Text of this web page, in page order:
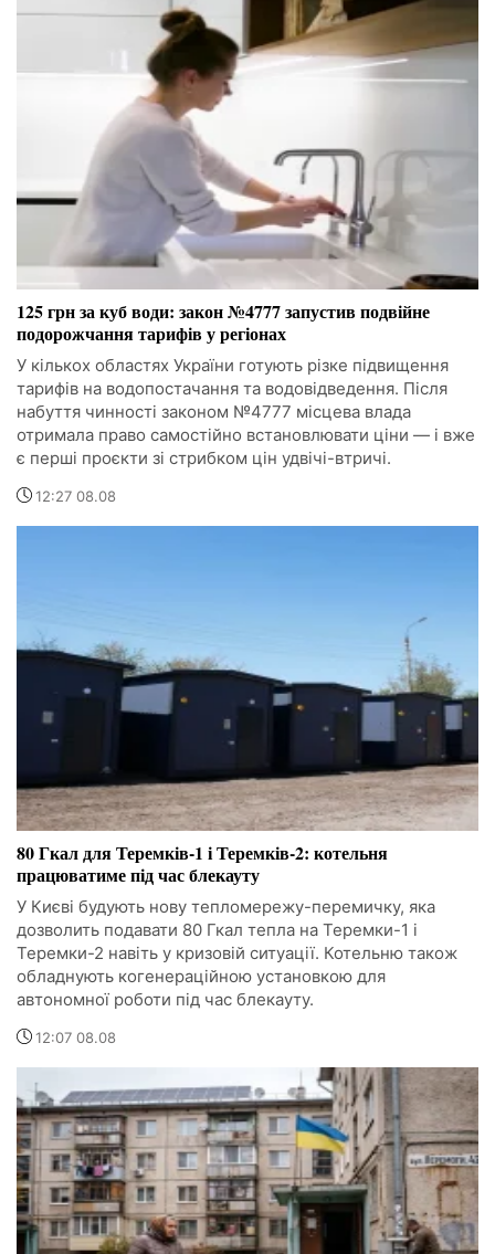
125 грн за куб води: закон №4777 запустив подвійне
подорожчання тарифів у регіонах
У кількох областях України готують різке підвищення
тарифів на водопостачання та водовідведення. Після
набуття чинності законом №4777 місцева влада
отримала право самостійно встановлювати ціни — і вже
є перші проєкти зі стрибком цін удвічі-втричі.
12:27 08.08
80 Гкал для Теремків-1 і Теремків-2: котельня
працюватиме під час блекауту
У Києві будують нову тепломережу-перемичку, яка
дозволить подавати 80 Гкал тепла на Теремки-1 і
Теремки-2 навіть у кризовій ситуації. Котельню також
обладнують когенераційною установкою для
автономної роботи під час блекауту.
12:07 08.08